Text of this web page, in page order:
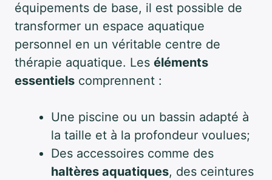
équipements de base, il est possible de
transformer un espace aquatique
personnel en un véritable centre de
thérapie aquatique. Les éléments
essentiels comprennent :
Une piscine ou un bassin adapté à
la taille et à la profondeur voulues;
Des accessoires comme des
haltères aquatiques, des ceintures